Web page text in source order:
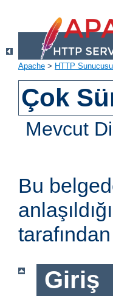
Apache > HTTP Sunucusu
Çok
Mevcut
Bu
tarafından
Giriş